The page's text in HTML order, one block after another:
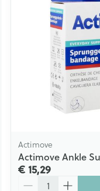
Actimove
Actimove Ankle
€ 15,29